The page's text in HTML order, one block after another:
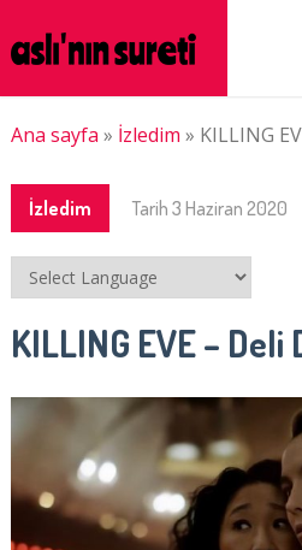
Ana sayfa » İzledim » KILLING
İzledim Tarih 3 Haziran 2020
KILLING EVE –